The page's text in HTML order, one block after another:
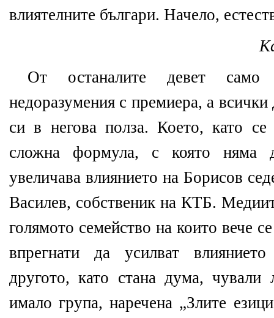
влиятелните българи. Начело,
От останалите девет
недоразумения с премиера, а всички
си в негова полза. Което, като
сложна формула, с която няма
увеличава влиянието на Борисов
Василев, собственик на КТБ.
голямото семейство на които вече
впрегнати да усилват
другото, като стана дума,
имало група, наречена „Злите